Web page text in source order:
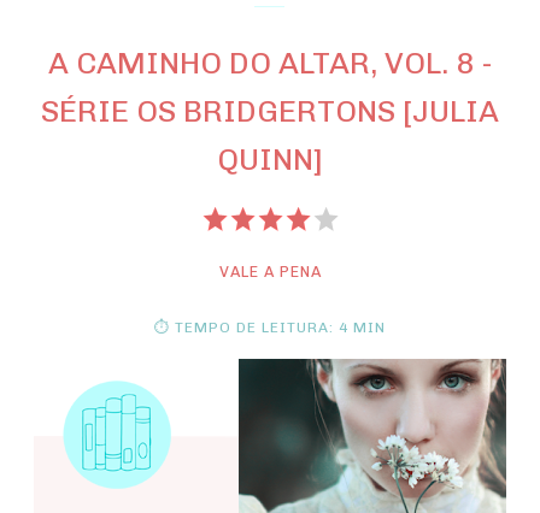
A CAMINHO DO ALTAR, VOL. 8 -
SÉRIE OS BRIDGERTONS [JULIA
QUINN]
VALE A PENA
⏱ TEMPO DE LEITURA: 4 MIN